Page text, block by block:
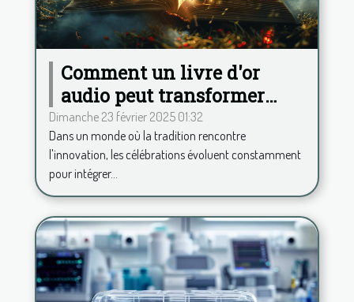
Comment un livre d'or
audio peut transformer
votre célébration
Dimanche 23 février 2025 01:32
Dans un monde où la tradition rencontre
l'innovation, les célébrations évoluent constamment
pour intégrer...